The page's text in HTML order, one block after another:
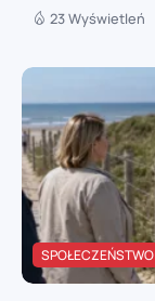
23 Wyświetleń
SPOŁECZEŃSTWO